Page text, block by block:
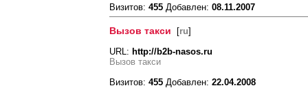
Визитов: 455 Добавлен: 08.11.2007
Вызов такси [ru]
URL: http://b2b-nasos.ru
Вызов такси
Визитов: 455 Добавлен: 22.04.2008